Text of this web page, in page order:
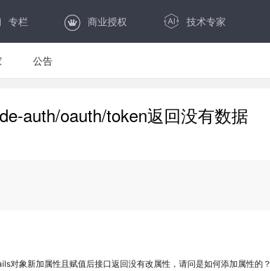
专栏 商业授权 技术专家
公告
auth/oauth/token返回没有数据
象新加属性且赋值后接口返回没有改属性，请问是如何添加属性的？